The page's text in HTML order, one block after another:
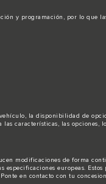
y programación, por lo que
la disponibilidad de
características, las opciones,
modificaciones de forma
especificaciones europeas.
en contacto con tu